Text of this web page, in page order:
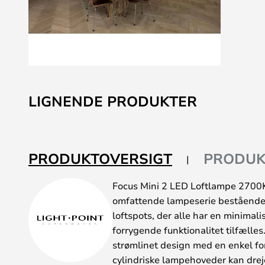
til
starten
LIGNENDE PRODUKTER
PRODUKTOVERSIGT
Focus Mini 2 LED Loftlampe
omfattende lampeserie
loftspots, der alle har en
forrygende funktionalitet tilfælles.
strømlinet design med en enkel
cylindriske lampehoveder kan